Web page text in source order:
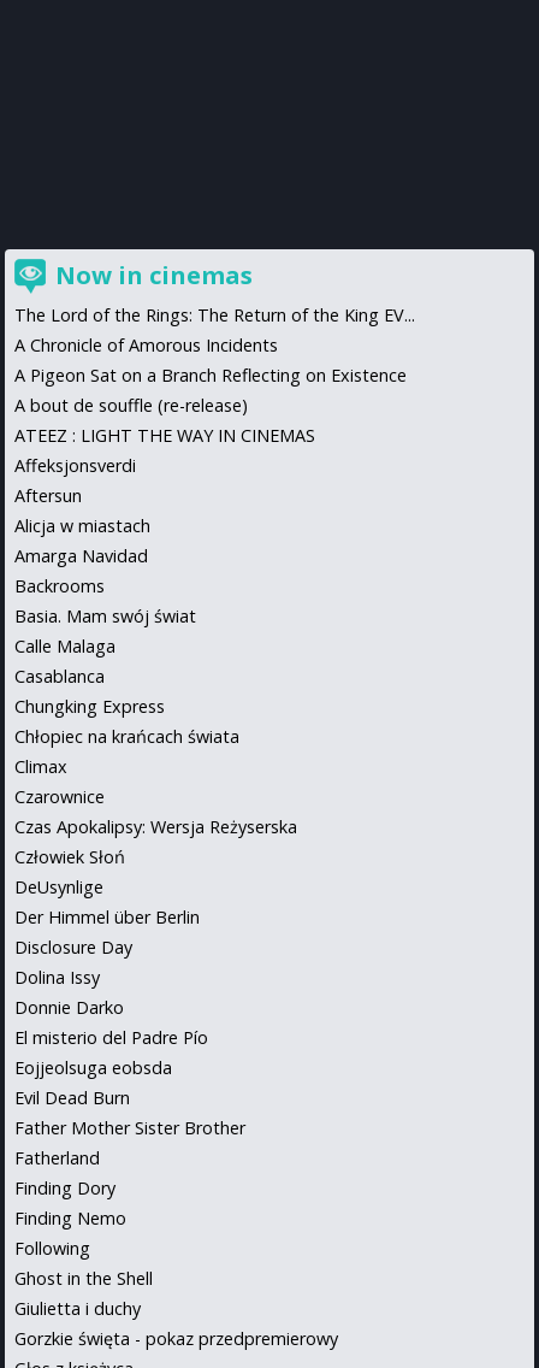
Now in cinemas
The Lord of the Rings: The Return of the King EV...
A Chronicle of Amorous Incidents
A Pigeon Sat on a Branch Reflecting on Existence
A bout de souffle (re-release)
ATEEZ : LIGHT THE WAY IN CINEMAS
Affeksjonsverdi
Aftersun
Alicja w miastach
Amarga Navidad
Backrooms
Basia. Mam swój świat
Calle Malaga
Casablanca
Chungking Express
Chłopiec na krańcach świata
Climax
Czarownice
Czas Apokalipsy: Wersja Reżyserska
Człowiek Słoń
DeUsynlige
Der Himmel über Berlin
Disclosure Day
Dolina Issy
Donnie Darko
El misterio del Padre Pío
Eojjeolsuga eobsda
Evil Dead Burn
Father Mother Sister Brother
Fatherland
Finding Dory
Finding Nemo
Following
Ghost in the Shell
Giulietta i duchy
Gorzkie święta - pokaz przedpremierowy